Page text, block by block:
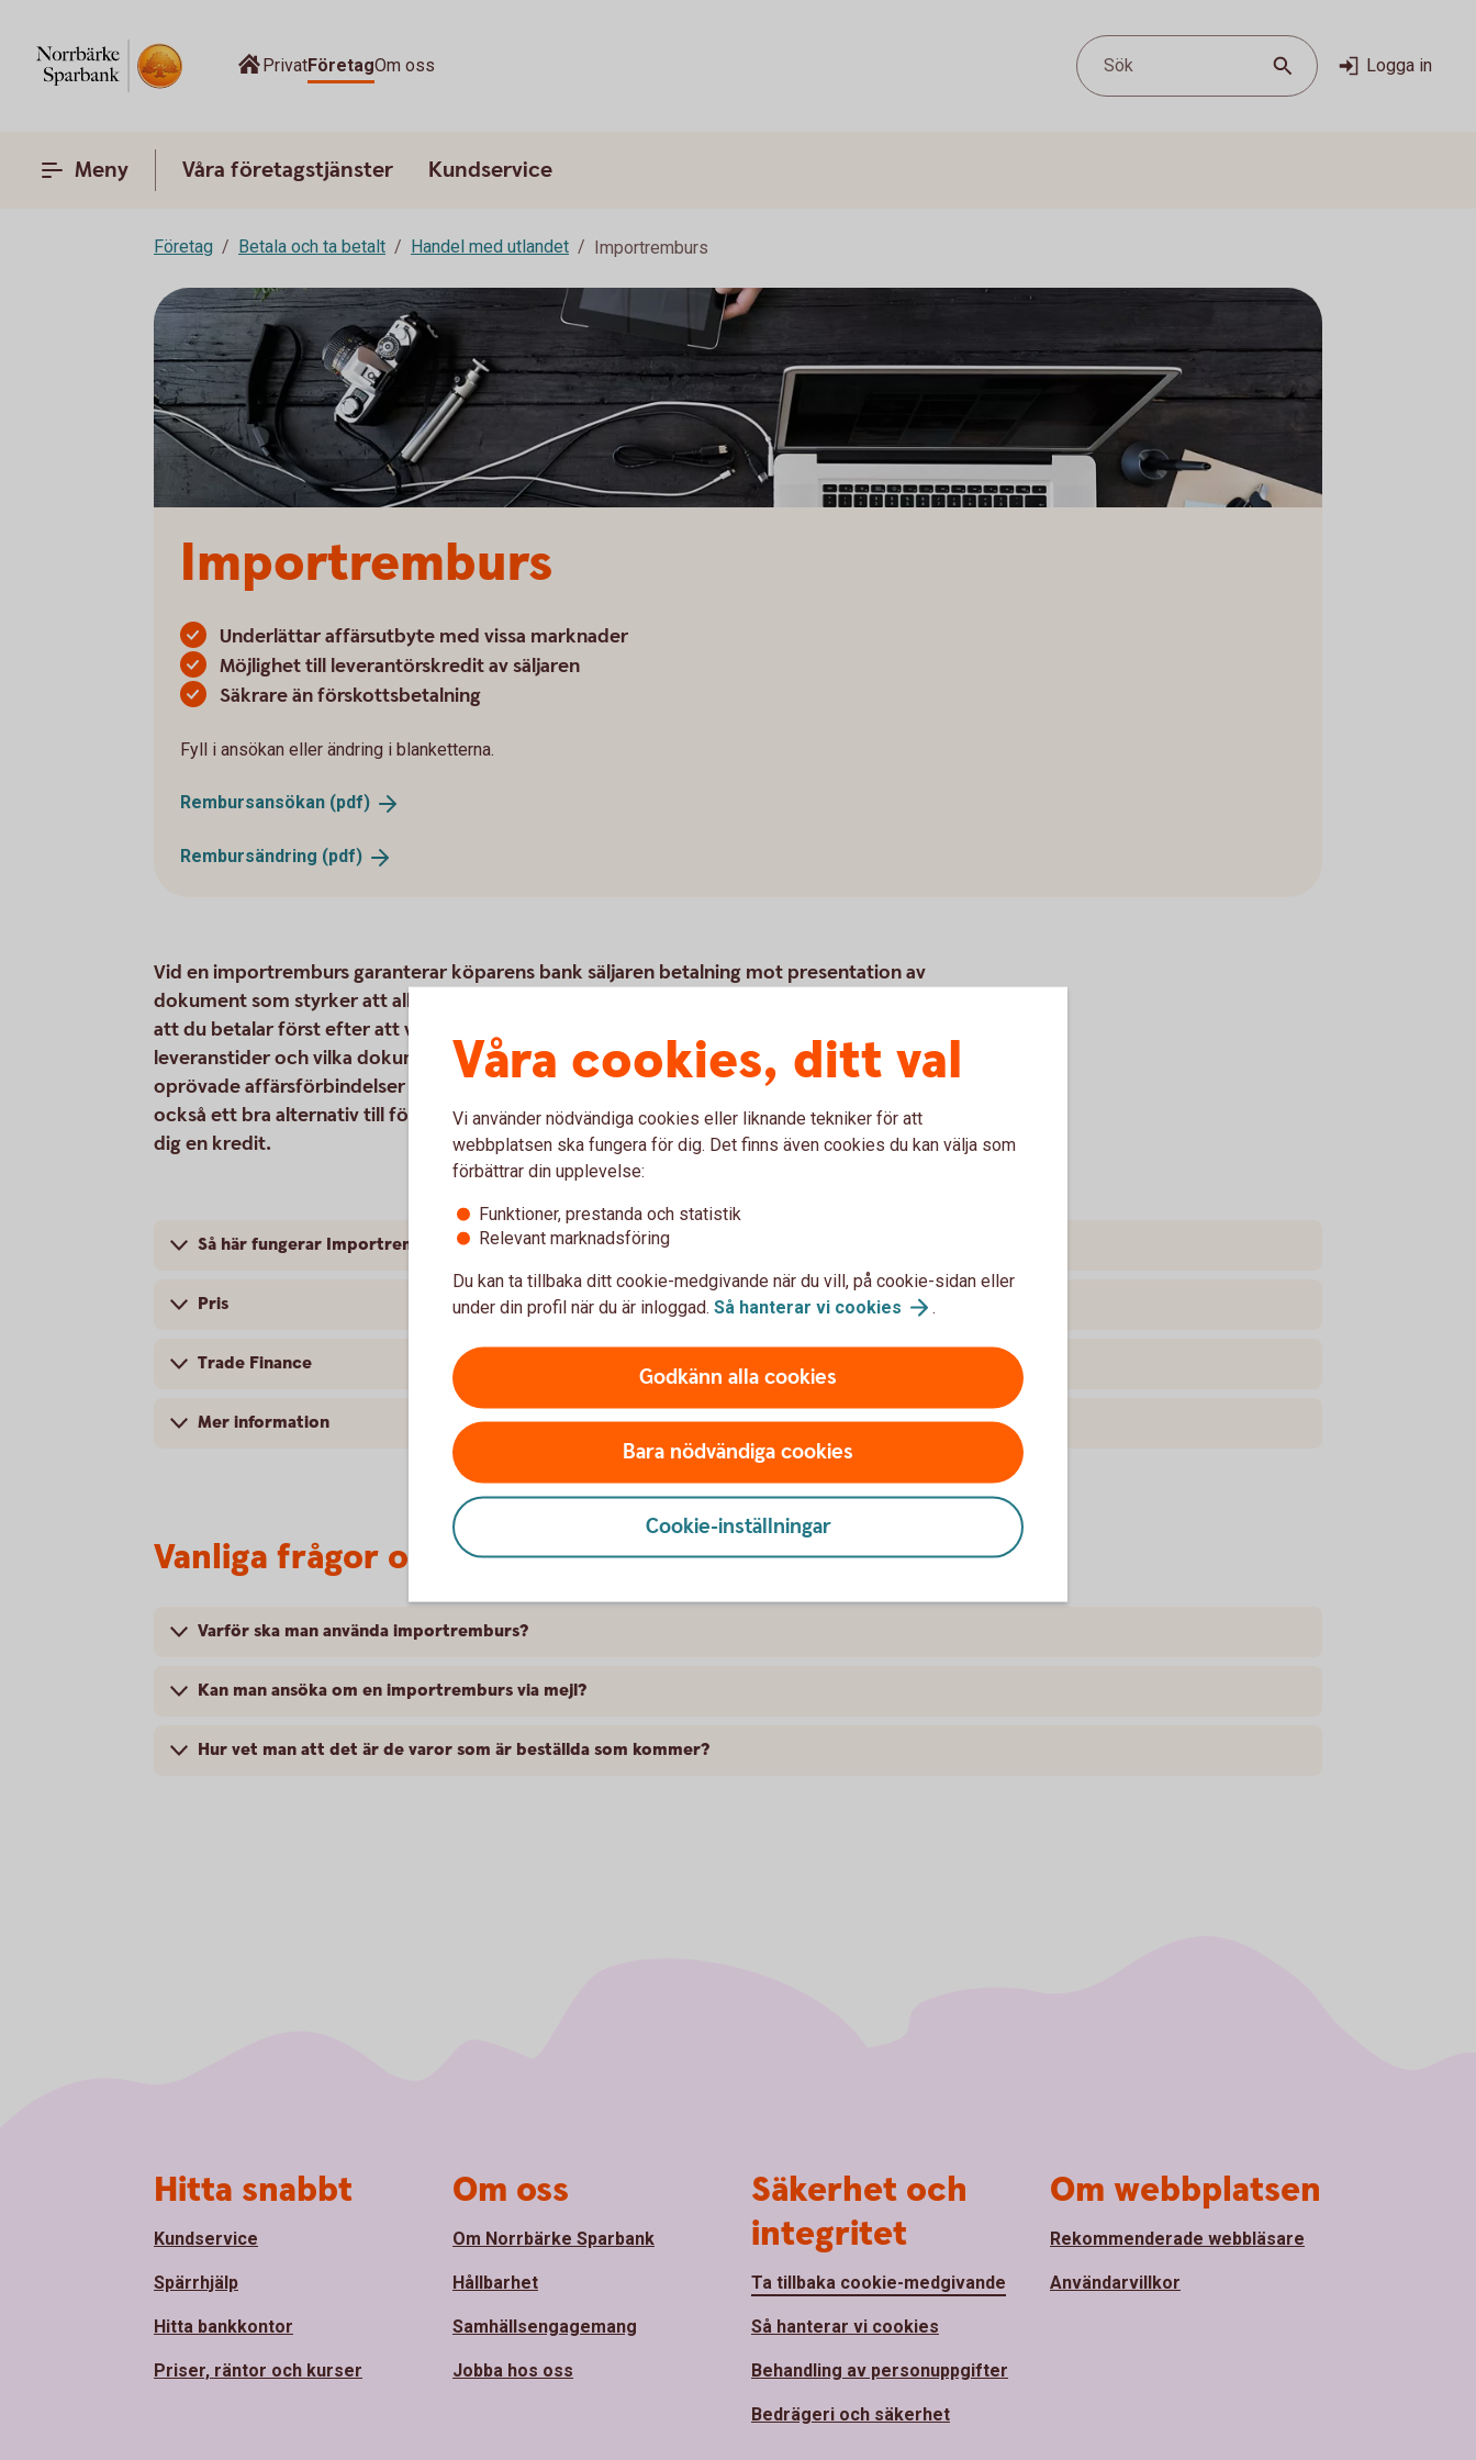
PrivatFöretagOm oss Sök Logga in
Meny Våra företagstjänster Kundservice
Företag Betala och ta betalt Handel med utlandet Importremburs
Importremburs
Underlättar affärsutbyte med vissa marknader
Möjlighet till leverantörskredit av säljaren
Säkrare än förskottsbetalning
Fyll i ansökan eller ändring i blanketterna.
Rembursansökan (pdf)
Rembursändring (pdf)
Vid en importremburs garanterar köparens bank säljaren betalning mot presentation av
dokument som styrker att alla villkor har uppfyllts. Största fördelen för dig som köpare är
att du betalar först efter att varorna har skeppats. Du kan även påverka villkor som
leveranstider och vilka dokument som ska presenteras. Importrembursen är bra vid
oprövade affärsförbindelser där du inte känner till din säljare eller säljarens marknad. Det är
också ett bra alternativ till förskottsbetalning och det underlättar för säljaren att kunna ge
dig en kredit.
Så här fungerar Importremburs
Pris
Trade Finance
Mer information
Vanliga frågor och svar
Varför ska man använda importremburs?
Kan man ansöka om en importremburs via mejl?
Hur vet man att det är de varor som är beställda som kommer?
Våra cookies, ditt val
Vi använder nödvändiga cookies eller liknande tekniker för att
webbplatsen ska fungera för dig. Det finns även cookies du kan välja som
förbättrar din upplevelse:
Funktioner, prestanda och statistik
Relevant marknadsföring
Du kan ta tillbaka ditt cookie-medgivande när du vill, på cookie-sidan eller
under din profil när du är inloggad. Så hanterar vi cookies .
Godkänn alla cookies
Bara nödvändiga cookies
Cookie-inställningar
Hitta snabbt
Kundservice
Spärrhjälp
Hitta bankkontor
Priser, räntor och kurser
Om oss
Om Norrbärke Sparbank
Hållbarhet
Samhällsengagemang
Jobba hos oss
Säkerhet och
integritet
Ta tillbaka cookie-medgivande
Så hanterar vi cookies
Behandling av personuppgifter
Bedrägeri och säkerhet
Om webbplatsen
Rekommenderade webbläsare
Användarvillkor